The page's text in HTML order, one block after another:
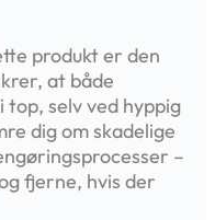
produkt er den
at både
selv ved hyppig
dig om skadelige
–
fjerne, hvis der